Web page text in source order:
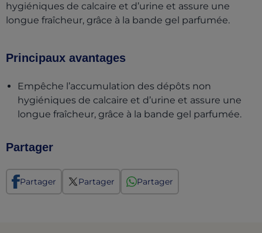
hygiéniques de calcaire et d’urine et assure une
longue fraîcheur, grâce à la bande gel parfumée.
Principaux avantages
Empêche l’accumulation des dépôts non
hygiéniques de calcaire et d’urine et assure une
longue fraîcheur, grâce à la bande gel parfumée.
Partager
Partager Partager Partager